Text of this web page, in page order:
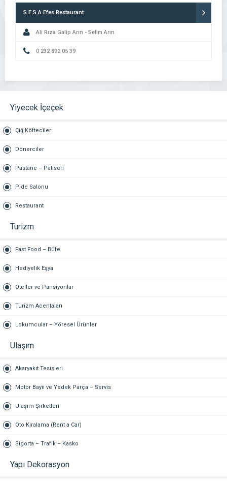
S.E.S.A Efes Restaurant
Ali Rıza Galip Arın - Selim Arın
0 232 892 05 39
Yiyecek İçeçek
Çiğ Köfteciler
Dönerciler
Pastane – Patiseri
Pide Salonu
Restaurant
Turizm
Fast Food – Büfe
Hediyelik Eşya
Oteller ve Pansiyonlar
Turizm Acentaları
Lokumcular – Yöresel Ürünler
Ulaşım
Akaryakıt Tesisleri
Motor Bayii ve Yedek Parça – Servis
Ulaşım Şirketleri
Oto Kiralama (Rent a Car)
Sigorta – Trafik – Kasko
Yapı Dekorasyon